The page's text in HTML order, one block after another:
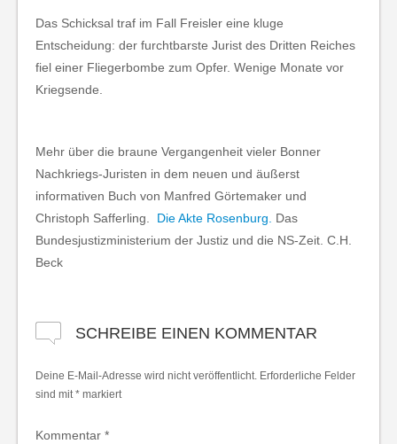
Das Schicksal traf im Fall Freisler eine kluge
Entscheidung: der furchtbarste Jurist des Dritten Reiches
fiel einer Fliegerbombe zum Opfer. Wenige Monate vor
Kriegsende.
Mehr über die braune Vergangenheit vieler Bonner
Nachkriegs-Juristen in dem neuen und äußerst
informativen Buch von Manfred Görtemaker und
Christoph Safferling. Die Akte Rosenburg.
Das
Bundesjustizministerium der Justiz und die NS-Zeit. C.H.
Beck
SCHREIBE EINEN KOMMENTAR
Deine E-Mail-Adresse wird nicht veröffentlicht. Erforderliche Felder
sind mit* markiert
Kommentar *